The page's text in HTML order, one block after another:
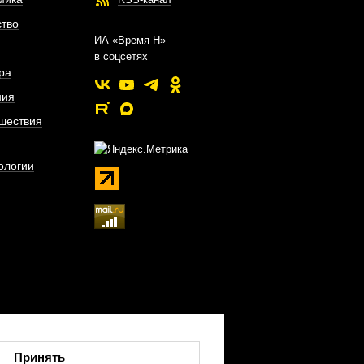
ИА «Время Н»
в соцсетях
Принять